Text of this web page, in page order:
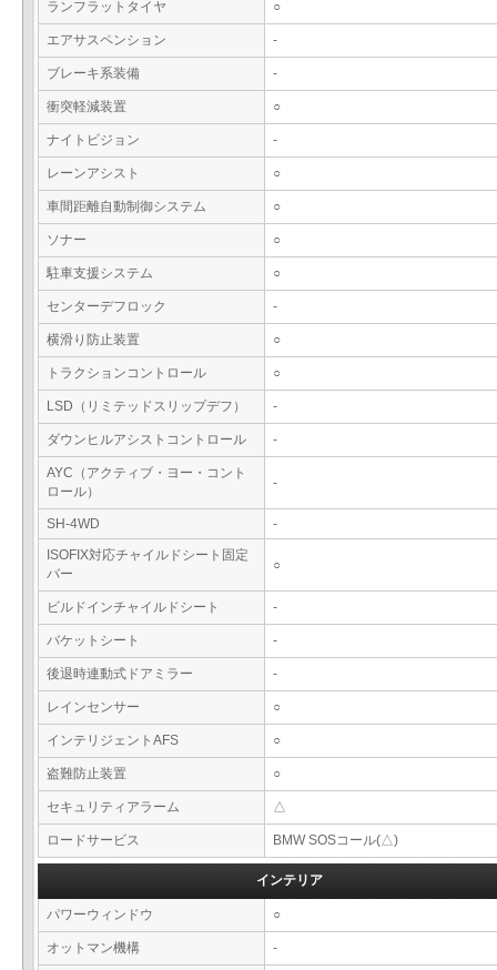
ランフラットタイヤ ○
エアサスペンション -
ブレーキ系装備 -
衝突軽減装置 ○
ナイトビジョン -
レーンアシスト ○
車間距離自動制御システム ○
ソナー ○
駐車支援システム ○
センターデフロック -
横滑り防止装置 ○
トラクションコントロール ○
LSD（リミテッドスリップデフ） -
ダウンヒルアシストコントロール -
AYC（アクティブ・ヨー・コント
ロール）
-
SH-4WD
-
ISOFIX対応チャイルドシート固定
バー
○
ビルドインチャイルドシート -
バケットシート -
後退時連動式ドアミラー -
レインセンサー ○
インテリジェントAFS ○
盗難防止装置 ○
セキュリティアラーム △
ロードサービス BMW SOSコール(△)
インテリア
パワーウィンドウ ○
オットマン機構 -